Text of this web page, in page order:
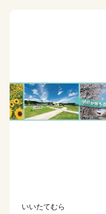
いいたてむら